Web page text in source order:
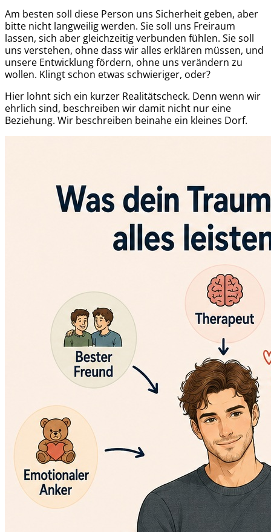
Am besten soll diese Person uns Sicherheit geben, aber
bitte nicht langweilig werden. Sie soll uns Freiraum
lassen, sich aber gleichzeitig verbunden fühlen. Sie soll
uns verstehen, ohne dass wir alles erklären müssen, und
unsere Entwicklung fördern, ohne uns verändern zu
wollen. Klingt schon etwas schwieriger, oder?
Hier lohnt sich ein kurzer Realitätscheck. Denn wenn wir
ehrlich sind, beschreiben wir damit nicht nur eine
Beziehung. Wir beschreiben beinahe ein kleines Dorf.